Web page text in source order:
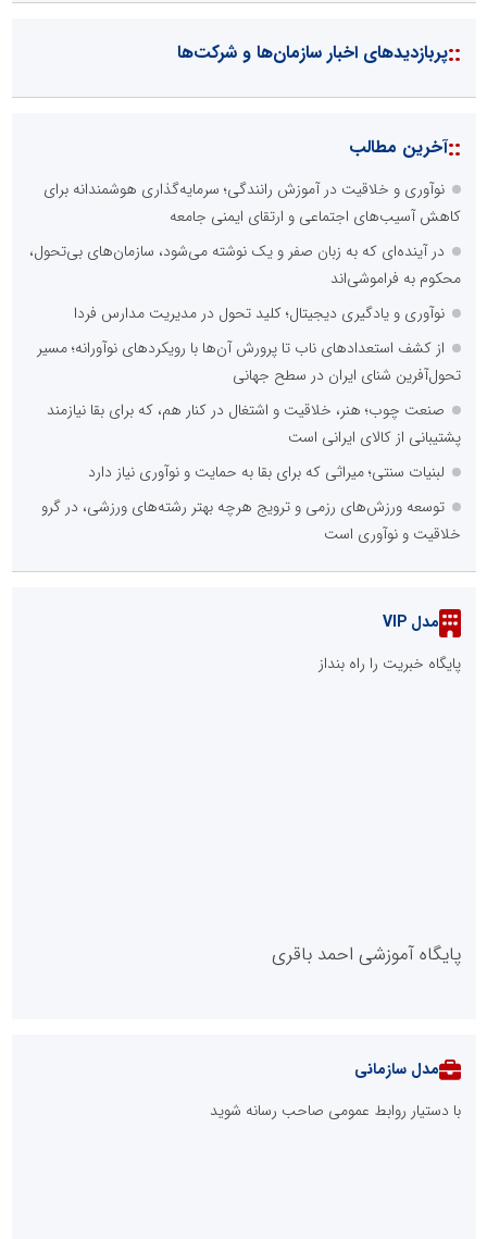
::پربازدیدهای اخبار سازمان‌ها و شرکت‌ها
::آخرین مطالب
نوآوری و خلاقیت در آموزش رانندگی؛ سرمایه‌گذاری هوشمندانه برای
کاهش آسیب‌های اجتماعی و ارتقای ایمنی جامعه
در آینده‌ای که به زبان صفر و یک نوشته می‌شود، سازمان‌های بی‌تحول،
محکوم به فراموشی‌اند
نوآوری و یادگیری دیجیتال؛ کلید تحول در مدیریت مدارس فردا
از کشف استعدادهای ناب تا پرورش آن‌ها با رویکردهای نوآورانه؛ مسیر
تحول‌آفرین شنای ایران در سطح جهانی
صنعت چوب؛ هنر، خلاقیت و اشتغال در کنار هم، که برای بقا نیازمند
پشتیبانی از کالای ایرانی است
لبنیات سنتی؛ میراثی که برای بقا به حمایت و نوآوری نیاز دارد
توسعه ورزش‌های رزمی و ترویج هرچه بهتر رشته‌های ورزشی، در گرو
خلاقیت و نوآوری است
مدل VIP
پایگاه خبریت را راه بنداز
پایگاه آموزشی احمد باقری
مدل سازمانی
با دستیار روابط عمومی صاحب رسانه شوید